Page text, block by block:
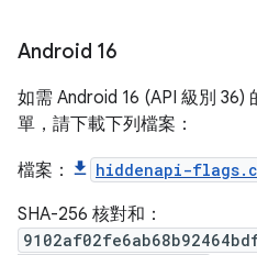
Android 16
如需 Android 16 (API 級別 36)
單，請下載下列檔案：
檔案： hiddenapi-
SHA-256 核對和：